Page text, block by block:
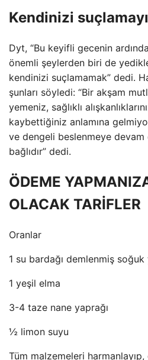
Kendinizi
Dyt, “Bu keyifli gecenin
önemli şeylerden biri de
kendinizi suçlamamak” dedi.
şunları söyledi: “Bir akşam
yemeniz, sağlıklı
kaybettiğiniz anlamına
ve dengeli beslenmeye
bağlıdır” dedi.
ÖDEME
OLACAK TARİFLER
Oranlar
1 su bardağı demlenmiş
1 yeşil elma
3-4 taze nane yaprağı
½ limon suyu
Tüm malzemeleri